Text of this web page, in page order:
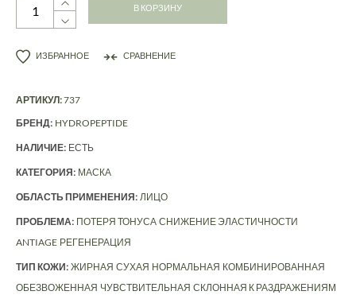
В КОРЗИНУ
ИЗБРАННОЕ СРАВНЕНИЕ
АРТИКУЛ:737
БРЕНД: HYDROPEPTIDE
НАЛИЧИЕ: ЕСТЬ
КАТЕГОРИЯ: МАСКА
ОБЛАСТЬ ПРИМЕНЕНИЯ: ЛИЦО
ПРОБЛЕМА: ПОТЕРЯ ТОНУСА СНИЖЕНИЕ ЭЛАСТИЧНОСТИ
ANTIAGE РЕГЕНЕРАЦИЯ
ТИП КОЖИ: ЖИРНАЯ СУХАЯ НОРМАЛЬНАЯ КОМБИНИРОВАННАЯ
ОБЕЗВОЖЕННАЯ ЧУВСТВИТЕЛЬНАЯ СКЛОННАЯ К РАЗДРАЖЕНИЯМ